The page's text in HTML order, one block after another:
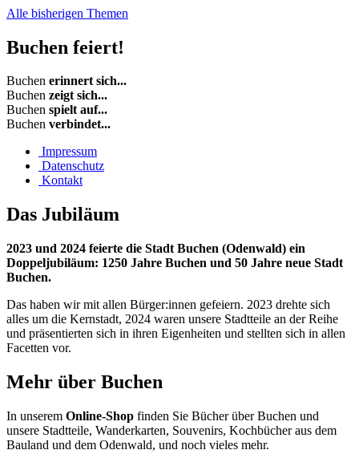
Alle bisherigen Themen
Buchen feiert!
Buchen erinnert sich...
Buchen zeigt sich...
Buchen spielt auf...
Buchen verbindet...
Impressum
Datenschutz
Kontakt
Das Jubiläum
2023 und 2024 feierte die Stadt Buchen (Odenwald) ein
Doppeljubiläum: 1250 Jahre Buchen und 50 Jahre neue Stadt
Buchen.
Das haben wir mit allen Bürger:innen gefeiern. 2023 drehte sich
alles um die Kernstadt, 2024 waren unsere Stadtteile an der Reihe
und präsentierten sich in ihren Eigenheiten und stellten sich in allen
Facetten vor.
Mehr über Buchen
In unserem Online-Shop finden Sie Bücher über Buchen und
unsere Stadtteile, Wanderkarten, Souvenirs, Kochbücher aus dem
Bauland und dem Odenwald, und noch vieles mehr.